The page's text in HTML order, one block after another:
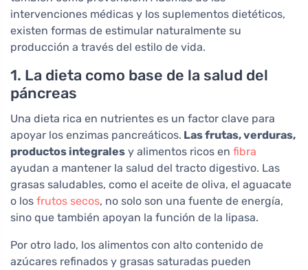
intervenciones médicas y los suplementos dietéticos,
existen formas de estimular naturalmente su
producción a través del estilo de vida.
1. La dieta como base de la salud del
páncreas
Una dieta rica en nutrientes es un factor clave para
apoyar los enzimas pancreáticos. Las frutas, verduras,
productos integrales y alimentos ricos en fibra
ayudan a mantener la salud del tracto digestivo. Las
grasas saludables, como el aceite de oliva, el aguacate
o los frutos secos, no solo son una fuente de energía,
sino que también apoyan la función de la lipasa.
Por otro lado, los alimentos con alto contenido de
azúcares refinados y grasas saturadas pueden